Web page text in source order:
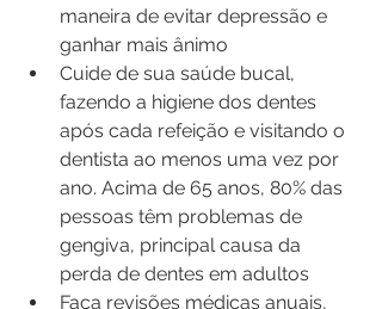
maneira de evitar depressão e
ganhar mais ânimo
Cuide de sua saúde bucal,
fazendo a higiene dos dentes
após cada refeição e visitando o
dentista ao menos uma vez por
ano. Acima de 65 anos, 80% das
pessoas têm problemas de
gengiva, principal causa da
perda de dentes em adultos
Faça revisões médicas anuais,